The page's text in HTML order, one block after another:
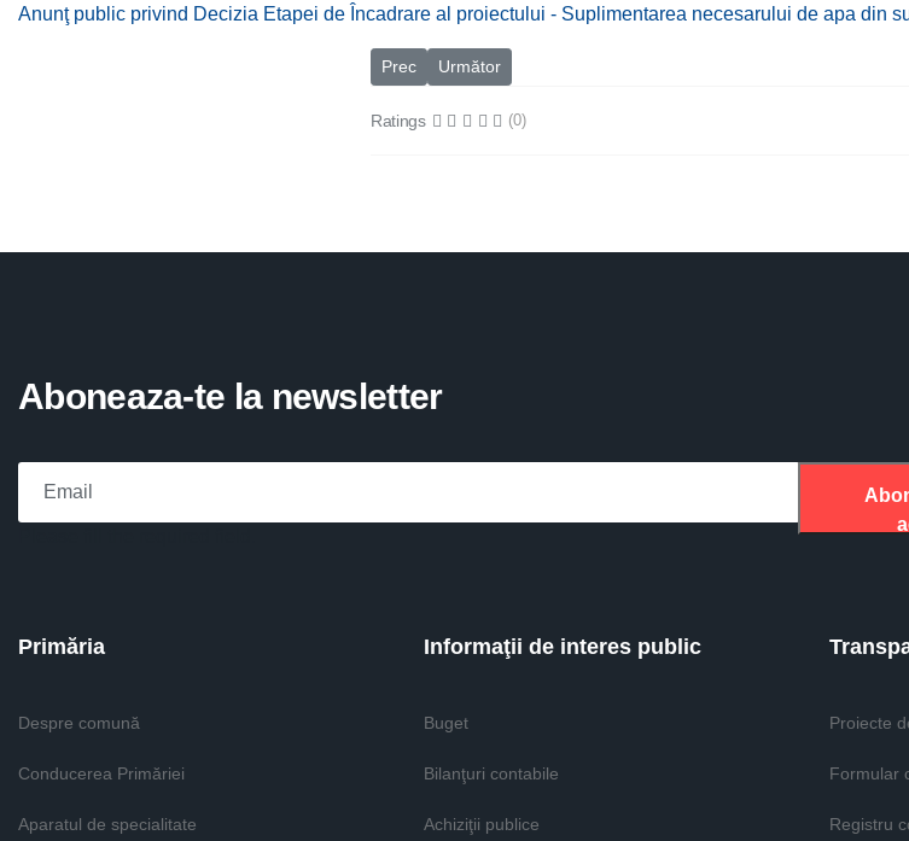
Anunţ public privind Decizia Etapei de Încadrare al proiectului - Suplimentarea necesarului de apa din
Articol precedent: Anunt dezbatere publică privind Actualizarea
Prec Articolul următor: Instiintare colectare deseuri 2026
Următor
Ratings (0)
Aboneaza-te la newsletter
Primăria
Despre comună
Conducerea Primăriei
Aparatul de specialitate
Informaţii de interes public
Buget
Bilanţuri contabile
Achiziţii publice
Proiecte
Formular
Registru